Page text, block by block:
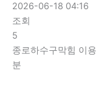
2026-06-18 04:16
조회
5
종로하수구막힘 이
분